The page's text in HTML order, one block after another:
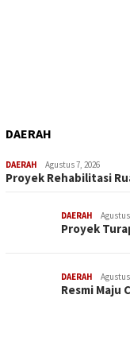
DAERAH
DAERAH Agustus 7, 2026
Proyek Rehabilitasi
DAERAH
Proyek
DAERAH
Resmi Maju